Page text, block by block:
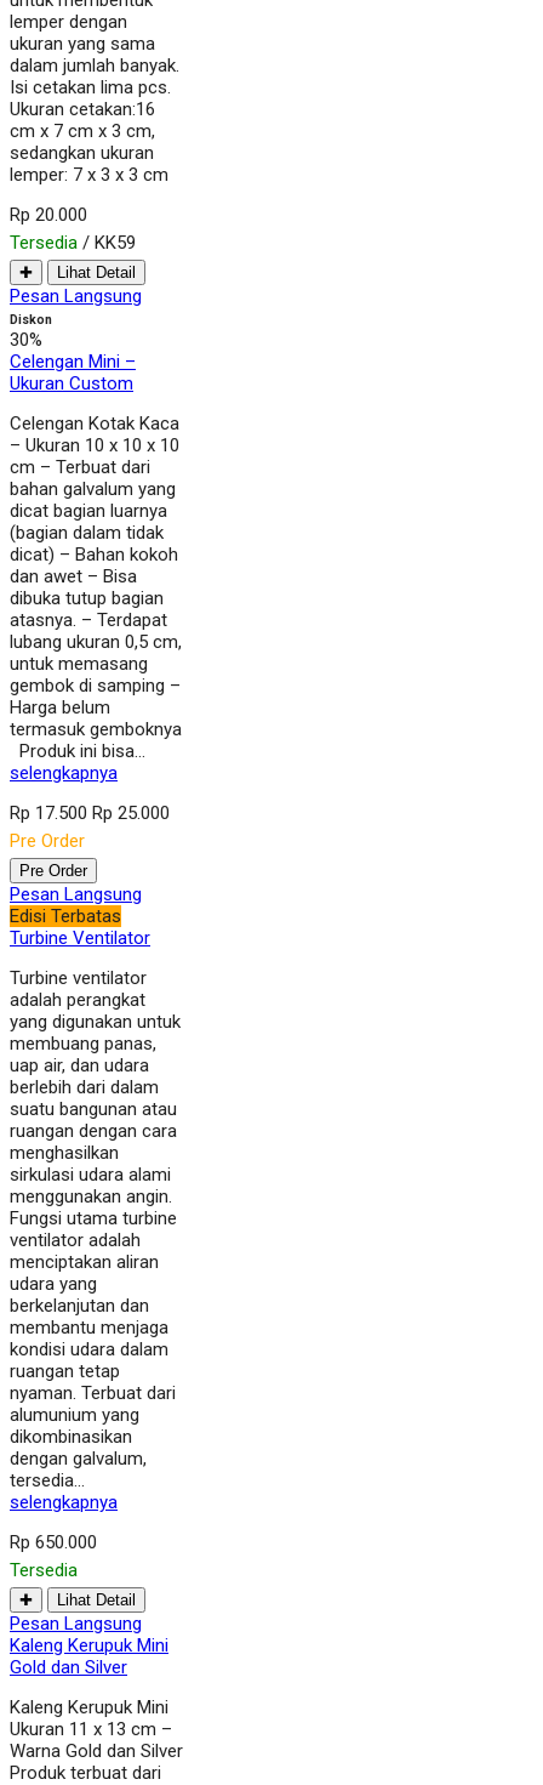
lemper dengan
ukuran yang sama
dalam jumlah banyak.
Isi cetakan lima pcs.
Ukuran cetakan:16
cm x 7 cm x 3 cm,
sedangkan ukuran
lemper: 7 x 3 x 3 cm
Rp 20.000
Tersedia / KK59
✚ Lihat Detail
Pesan Langsung
Diskon
30%
Celengan Mini –
Ukuran Custom
Celengan Kotak Kaca
– Ukuran 10 x 10 x 10
cm – Terbuat dari
bahan galvalum yang
dicat bagian luarnya
(bagian dalam tidak
dicat) – Bahan kokoh
dan awet – Bisa
dibuka tutup bagian
atasnya. – Terdapat
lubang ukuran 0,5 cm,
untuk memasang
gembok di samping –
Harga belum
termasuk gemboknya
Produk ini bisa…
selengkapnya
Rp 17.500 Rp 25.000
Pre Order
Pre Order
Pesan Langsung
Edisi Terbatas
Turbine Ventilator
Turbine ventilator
adalah perangkat
yang digunakan untuk
membuang panas,
uap air, dan udara
berlebih dari dalam
suatu bangunan atau
ruangan dengan cara
menghasilkan
sirkulasi udara alami
menggunakan angin.
Fungsi utama turbine
ventilator adalah
menciptakan aliran
udara yang
berkelanjutan dan
membantu menjaga
kondisi udara dalam
ruangan tetap
nyaman. Terbuat dari
alumunium yang
dikombinasikan
dengan galvalum,
tersedia…
selengkapnya
Rp 650.000
Tersedia
✚ Lihat Detail
Pesan Langsung
Kaleng Kerupuk Mini
Gold dan Silver
Kaleng Kerupuk Mini
Ukuran 11 x 13 cm –
Warna Gold dan Silver
Produk terbuat dari